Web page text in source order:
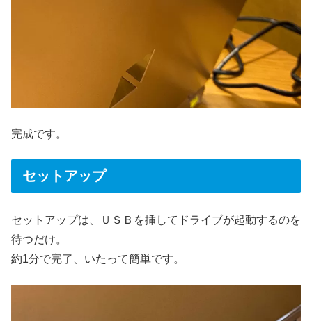
完成です。
セットアップ
セットアップは、ＵＳＢを挿してドライブが起動するのを
待つだけ。
約1分で完了、いたって簡単です。